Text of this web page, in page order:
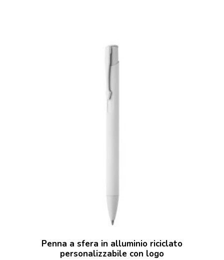
Penna a sfera in alluminio riciclato
personalizzabile con logo